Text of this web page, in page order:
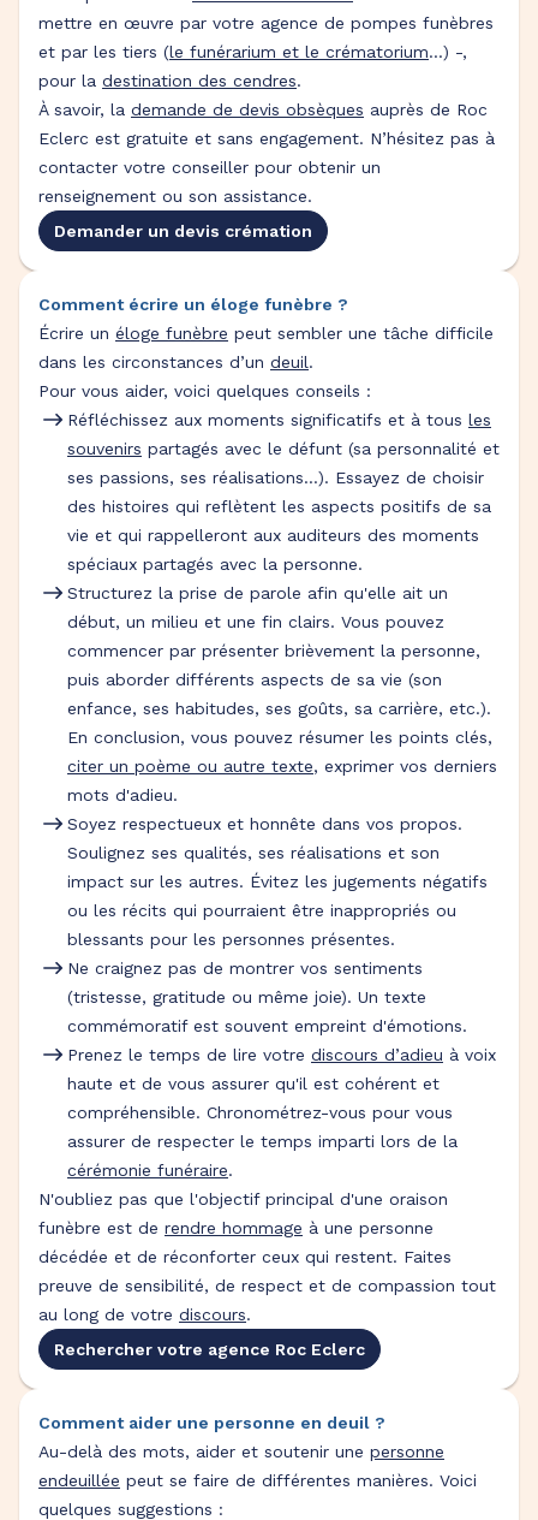
mettre en œuvre par votre agence de pompes funèbres
et par les tiers (le funérarium et le crématorium...) -,
pour la destination des cendres.
À savoir, la demande de devis obsèques auprès de Roc
Eclerc est gratuite et sans engagement. N’hésitez pas à
contacter votre conseiller pour obtenir un
renseignement ou son assistance.
Demander un devis crémation
Comment écrire un éloge funèbre ?
Écrire un éloge funèbre peut sembler une tâche difficile
dans les circonstances d’un deuil.
Pour vous aider, voici quelques conseils :
Réfléchissez aux moments significatifs et à tous les
souvenirs partagés avec le défunt (sa personnalité et
ses passions, ses réalisations…). Essayez de choisir
des histoires qui reflètent les aspects positifs de sa
vie et qui rappelleront aux auditeurs des moments
spéciaux partagés avec la personne.
Structurez la prise de parole afin qu'elle ait un
début, un milieu et une fin clairs. Vous pouvez
commencer par présenter brièvement la personne,
puis aborder différents aspects de sa vie (son
enfance, ses habitudes, ses goûts, sa carrière, etc.).
En conclusion, vous pouvez résumer les points clés,
citer un poème ou autre texte, exprimer vos derniers
mots d'adieu.
Soyez respectueux et honnête dans vos propos.
Soulignez ses qualités, ses réalisations et son
impact sur les autres. Évitez les jugements négatifs
ou les récits qui pourraient être inappropriés ou
blessants pour les personnes présentes.
Ne craignez pas de montrer vos sentiments
(tristesse, gratitude ou même joie). Un texte
commémoratif est souvent empreint d'émotions.
Prenez le temps de lire votre discours d’adieu à voix
haute et de vous assurer qu'il est cohérent et
compréhensible. Chronométrez-vous pour vous
assurer de respecter le temps imparti lors de la
cérémonie funéraire.
N'oubliez pas que l'objectif principal d'une oraison
funèbre est de rendre hommage à une personne
décédée et de réconforter ceux qui restent. Faites
preuve de sensibilité, de respect et de compassion tout
au long de votre discours.
Rechercher votre agence Roc Eclerc
Comment aider une personne en deuil ?
Au-delà des mots, aider et soutenir une personne
endeuillée peut se faire de différentes manières. Voici
quelques suggestions :